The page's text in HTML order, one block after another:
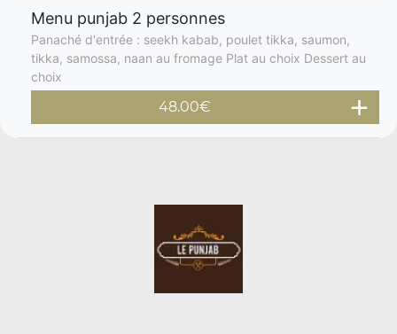
Menu punjab 2 personnes
Panaché d'entrée : seekh kabab, poulet tikka, saumon,
tikka, samossa, naan au fromage Plat au choix Dessert au
choix
48.00€